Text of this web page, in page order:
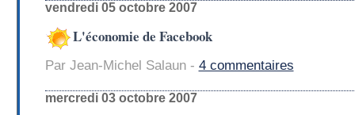
vendredi 05 octobre 2007
L'économie de Facebook
Par Jean-Michel Salaun - 4 commentaires
mercredi 03 octobre 2007